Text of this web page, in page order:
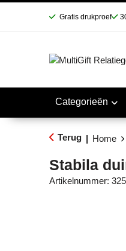
Gratis drukproef
Categorieën
Terug | Home
Stabila
Artikelnummer: